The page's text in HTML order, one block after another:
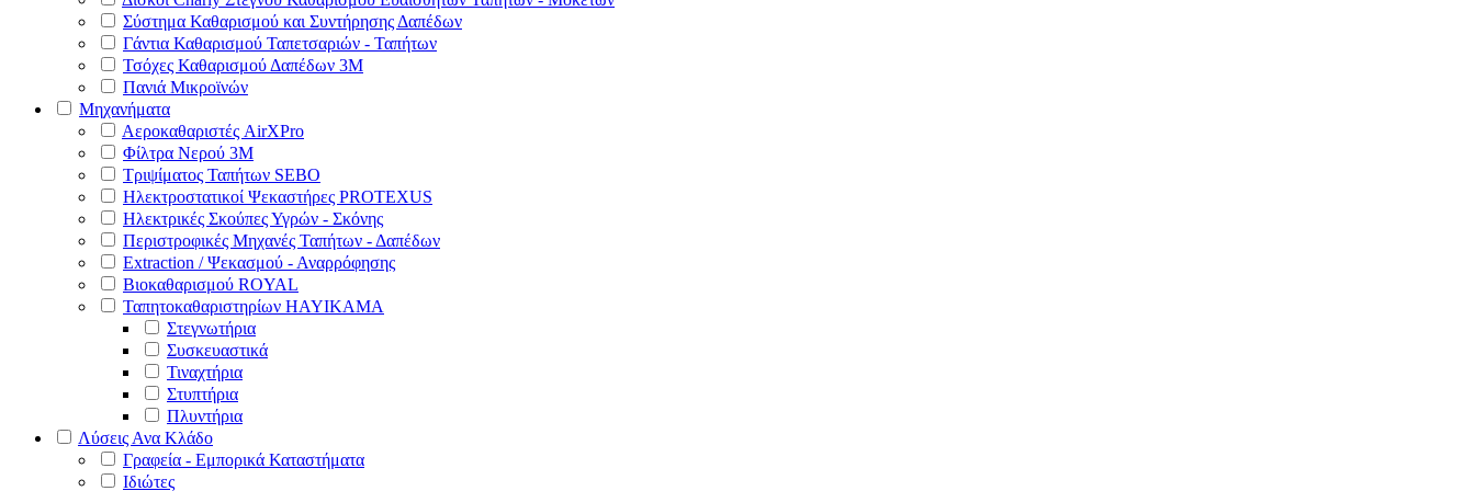
Σύστημα Καθαρισμού και Συντήρησης Δαπέδων
Γάντια Καθαρισμού Ταπετσαριών - Ταπήτων
Τσόχες Καθαρισμού Δαπέδων 3Μ
Πανιά Μικροϊνών
Μηχανήματα
Αεροκαθαριστές AirXPro
Φίλτρα Νερού 3M
Τριψίματος Ταπήτων SEBO
Ηλεκτροστατικοί Ψεκαστήρες PROTEXUS
Ηλεκτρικές Σκούπες Υγρών - Σκόνης
Περιστροφικές Μηχανές Ταπήτων - Δαπέδων
Extraction / Ψεκασμού - Αναρρόφησης
Βιοκαθαρισμού ROYAL
Ταπητοκαθαριστηρίων HAYIKAMA
Στεγνωτήρια
Συσκευαστικά
Τιναχτήρια
Στυπτήρια
Πλυντήρια
Λύσεις Ανα Κλάδο
Γραφεία - Εμπορικά Καταστήματα
Ιδιώτες